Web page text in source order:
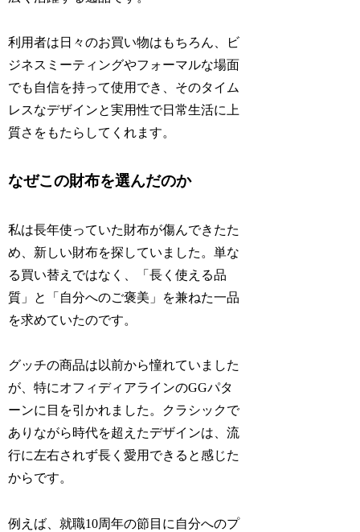
利用者は日々のお買い物はもちろん、ビ
ジネスミーティングやフォーマルな場面
でも自信を持って使用でき、そのタイム
レスなデザインと実用性で日常生活に上
質さをもたらしてくれます。
なぜこの財布を選んだのか
私は長年使っていた財布が傷んできたた
め、新しい財布を探していました。単な
る買い替えではなく、「長く使える品
質」と「自分へのご褒美」を兼ねた一品
を求めていたのです。
グッチの商品は以前から憧れていました
が、特にオフィディアラインのGGパタ
ーンに目を引かれました。クラシックで
ありながら時代を超えたデザインは、流
行に左右されず長く愛用できると感じた
からです。
例えば、就職10周年の節目に自分へのプ